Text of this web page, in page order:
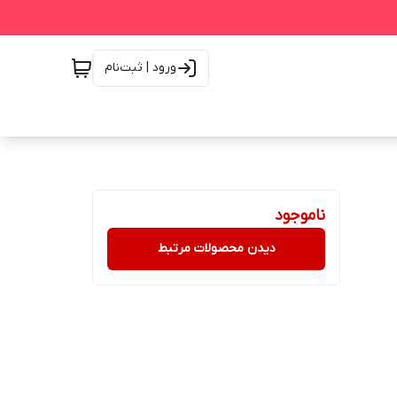
ورود | ثبت‌نام
ناموجود
دیدن محصولات مرتبط